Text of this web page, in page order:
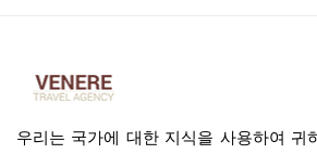
우리는 국가에 대한 지식을 사용하여 귀